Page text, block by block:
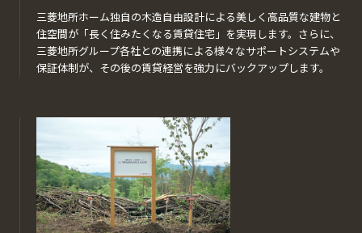
三菱地所ホーム独自の木造自由設計による美しく高品質な建物と
住空間が「長く住みたくなる賃貸住宅」を実現します。さらに、
三菱地所グループ各社との連携による様々なサポートシステムや
保証体制が、その後の賃貸経営を強力にバックアップします。